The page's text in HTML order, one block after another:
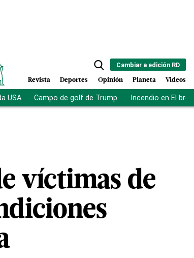
Cambiar a edición RD
Revista Deportes Opinión Planeta Videos
USA Campo de golf de Trump Incendio en El bronx
víctimas de